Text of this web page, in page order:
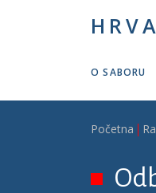
O SABORU
Početna